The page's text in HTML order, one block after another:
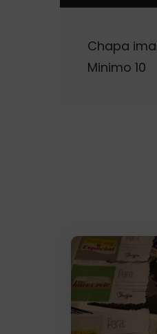
Chapa
Minimo 10